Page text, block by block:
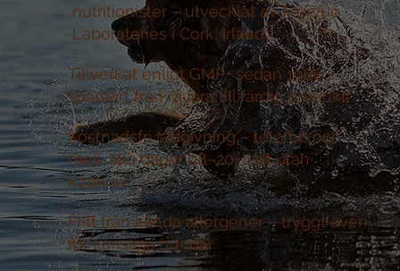
nutritionister –utvecklat av Mervue
Laboratories i Cork, Irland
Tillverkat enligt GMP+ sedan 1986 –
spårbart från råvara till färdig produkt
Kostnadsfri rådgivning –telefon och
mejl, alla dagar 08–20, helt utan
köpkrav
Fritt från kända allergener –tryggt även
för känsliga hundar